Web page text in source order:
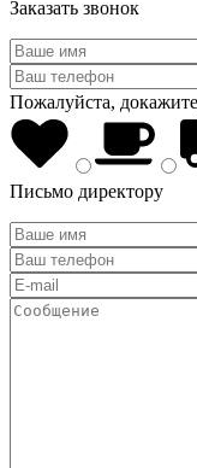
Заказать звонок
Пожалуйста,
Письмо директору